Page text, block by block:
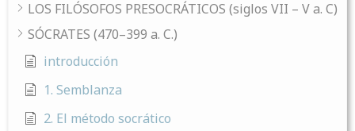
LOS FILÓSOFOS PRESOCRÁTICOS (siglos VII – V a. C)
SÓCRATES (470–399 a. C.)
introducción
1. Semblanza
2. El método socrático